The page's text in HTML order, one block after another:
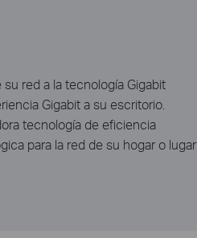
red a la tecnología Gigabit
Gigabit a su escritorio.
tecnología de eficiencia
para la red de su hogar o lugar